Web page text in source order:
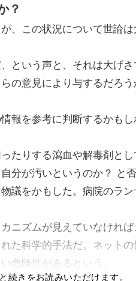
？
、この状況について世論
という声と、それは大げ
の意見により与するだろ
報を参考に判断するかも
たりする瀉血や解毒剤と
分が汚いというのか？ と
議をかもした。病院のラ
ニズムが見えていなけれ
た科学的手法だ。ネット
危険性があるという。
続きをお読みいただけます。